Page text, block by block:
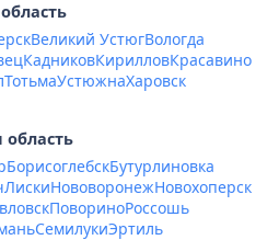
Великий УстюгВологда
КадниковКирилловКрасавино
ТотьмаУстюжнаХаровск
БорисоглебскБутурлиновка
ЛискиНововоронежНовохоперск
ПовориноРоссошь
СемилукиЭртиль